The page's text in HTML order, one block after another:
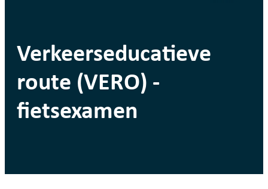
Verkeerseducatieve
route (VERO) -
fietsexamen